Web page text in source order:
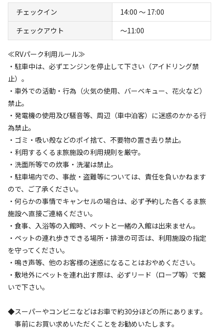
料になります
※TheBASE内の水場とトイレ、ゴミステーションは無料でご利用
いただけます
チェックイン
14:00 〜 17:00
チェックアウト
〜11:00
≪RVパーク利用ルール≫
・駐車中は、必ずエンジンを停止して下さい（アイドリング禁
止）。
・車外での活動・行為（火気の使用、バーベキュー、花火など）
禁止。
・発電機の使用及び騒音等、周辺（車中泊客）に迷惑のかかる行
為禁止。
・ゴミ・吸い殻などのポイ捨て、不要物の置き去り禁止。
・利用するくるま旅施設の利用規則を厳守。
・洗面所等での炊事・洗濯は禁止。
・駐車場内での、事故・盗難等については、責任を負いかねます
ので、ご了承ください。
・何らかの事情でキャンセルの場合は、必ず予約した各くるま旅
施設へ直接ご連絡ください。
・食事、入浴等の入館時、ペットと一緒の入館は出来ません。
・ペットの連れ歩きできる場所・排泄の可否は、利用施設の指定
を守ってください。
・鳴き声等、他のお客様の迷惑になることはおやめください。
・敷地外にペットを連れ出す際は、必ずリード（ロープ等）で繋
いで下さい。
◆スーパーやコンビニなどはお車で約30分ほどの所にあります。
事前にお買い求めいただくことをお勧めいたします。
リードOK！
サイトがしっかりと柵で囲われているのでノーリードでも
大丈夫♪
◆子供に人気のアクティビティエリア！豊富な遊具・イベ
ントで自然を満喫♪
アスレチックエリアにはターザンロープやトランポリンな
ど様々なアトラクションを設定しております！
◆雨でも楽しい！屋内アクティビティ施設でお子様と一緒
に楽しみましょう！
『The LOOK』の中には卓球台やトランポリンなど、雨で
もお子様が楽しめる遊具を多数ご用意しております。
◆疲れた体を癒すのは天然温泉で決まり！家族利用におす
すめ個室露天もご用意！
露天風呂からは周囲の山々を一望でき、春夏は緑・秋は紅
葉・冬は雪景色と、
四季折々の風景を眺めることができます。
ロケーション
高原
まったり
落ち着く
利用者層
ソロ
15%
カップル
25%
グループ ファミリー
30
特徴タグ
#ドッグラン #アスレチック・遊具 #体験アクティビティ
#初心者歓迎 # カップルにおすすめ #手ぶらキャンプ
# ファミリーにおすすめ
#川遊び # レンタルあり # ソロにおすすめ # 絶景
#天体観測
キャンペーン